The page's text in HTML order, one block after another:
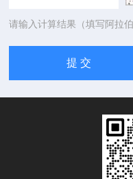
请输入计算结果（填写阿拉